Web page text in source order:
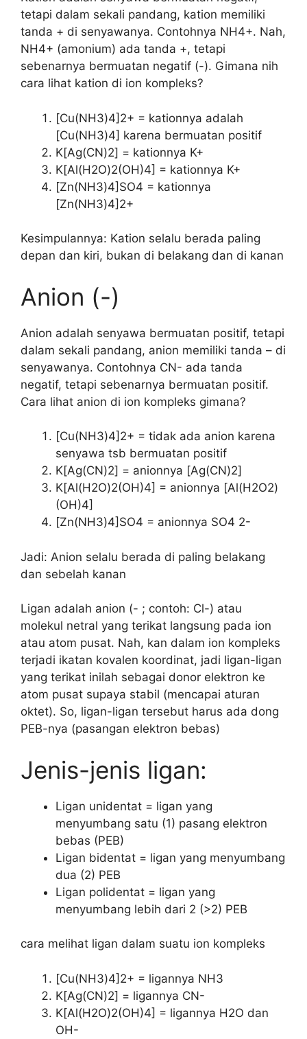
tetapi dalam sekali pandang, kation memiliki
tanda + di senyawanya. Contohnya NH4+. Nah,
NH4+ (amonium) ada tanda +, tetapi
sebenarnya bermuatan negatif (-). Gimana nih
cara lihat kation di ion kompleks?
[Cu(NH3)4]2+ = kationnya adalah
[Cu(NH3)4] karena bermuatan positif
K[Ag(CN)2] = kationnya K+
K[Al(H2O)2(OH)4] = kationnya K+
[Zn(NH3)4]SO4 = kationnya
[Zn(NH3)4]2+
Kesimpulannya: Kation selalu berada paling
depan dan kiri, bukan di belakang dan di kanan
Anion (-)
Anion adalah senyawa bermuatan positif, tetapi
dalam sekali pandang, anion memiliki tanda – di
senyawanya. Contohnya CN- ada tanda
negatif, tetapi sebenarnya bermuatan positif.
Cara lihat anion di ion kompleks gimana?
[Cu(NH3)4]2+ = tidak ada anion karena
senyawa tsb bermuatan positif
K[Ag(CN)2] = anionnya [Ag(CN)2]
K[Al(H2O)2(OH)4] = anionnya [Al(H2O2)
(OH)4]
[Zn(NH3)4]SO4 = anionnya SO4 2-
Jadi: Anion selalu berada di paling belakang
dan sebelah kanan
Ligan adalah anion (- ; contoh: Cl-) atau
molekul netral yang terikat langsung pada ion
atau atom pusat. Nah, kan dalam ion kompleks
terjadi ikatan kovalen koordinat, jadi ligan-ligan
yang terikat inilah sebagai donor elektron ke
atom pusat supaya stabil (mencapai aturan
oktet). So, ligan-ligan tersebut harus ada dong
PEB-nya (pasangan elektron bebas)
Jenis-jenis ligan:
Ligan unidentat = ligan yang
menyumbang satu (1) pasang elektron
bebas (PEB)
Ligan bidentat = ligan yang menyumbang
dua (2) PEB
Ligan polidentat = ligan yang
menyumbang lebih dari 2 (>2) PEB
cara melihat ligan dalam suatu ion kompleks
[Cu(NH3)4]2+ = ligannya NH3
K[Ag(CN)2] = ligannya CN-
K[Al(H2O)2(OH)4] = ligannya H2O dan
OH-